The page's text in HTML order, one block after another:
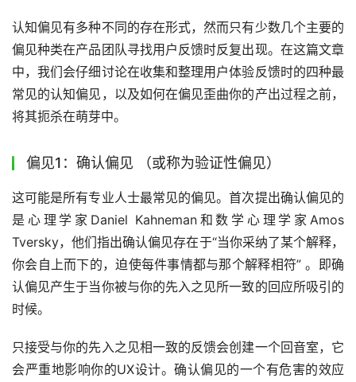
认知偏见有多种不同的存在形式，然而只有少数几个主要的
偏见种类在产品团队寻找用户反馈时反复出现。在这篇文章
中，我们会仔细讨论在收集和整理用户体验反馈时的四种最
常见的认知偏见，以及如何在偏见歪曲你的产出过程之前，
将其扼杀在萌芽中。
偏见1：确认偏见 （或称为验证性偏见）
这可能是所有专业人士最常见的偏见。首次提出确认偏见的
是心理学家Daniel Kahneman和数学心理学家Amos
Tversky，他们指出确认偏见存在于“当你采纳了某个解释，
你会自上而下的，迫使每件事情都与那个解释相符” 。即确
认偏见产生于当你被与你的先入之见所一致的回应所吸引的
时候。
只接受与你的先入之见相一致的反馈会创建一个回音室，它
会严重地影响你的UX设计。确认偏见的一个有危害的效应